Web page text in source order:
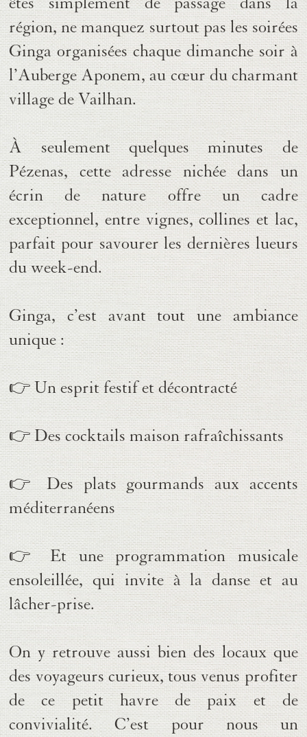
région, ne manquez surtout pas lessoirées
Gingaorganisées chaque dimanche soir à
l’Auberge Aponem, au cœur du charmant
village deVailhan.
À seulement quelques minutes de
Pézenas, cette adresse nichée dans un
écrin de nature offre un cadre
exceptionnel, entrevignes, collines et lac,
parfait pour savourer les dernières lueurs
du week-end.
Ginga, c’est avant tout une ambiance
unique :
👉Un esprit festif et décontracté
👉 Descocktails maison rafraîchissants
👉 Desplats gourmands aux accents
méditerranéens
👉 Et uneprogrammation musicale
ensoleillée, qui invite à la danse et au
lâcher-prise.
On y retrouve aussi bien des locaux que
des voyageurs curieux, tous venus profiter
de ce petit havre de paix et de
convivialité. C’est pour nous un